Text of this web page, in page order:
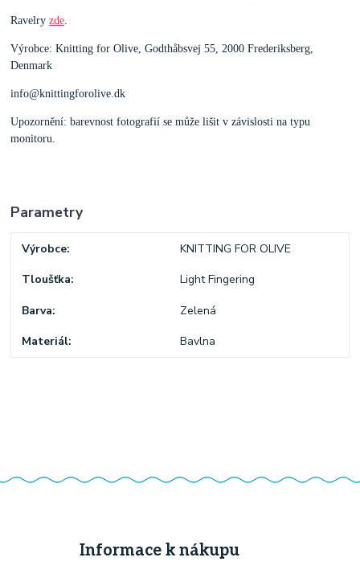
Ravelryzde
Výrobce: Knitting for Olive, Godthåbsvej 55, 2000 Frederiksberg,
Denmark
info@knittingforolive.dk
Upozornění: barevnost fotografií se může lišit v závislosti na typu
monitoru.
Parametry
Výrobce KNITTING FOR OLIVE
Tloušťka Light Fingering
Barva Zelená
Materiál Bavlna
Informace k nákupu